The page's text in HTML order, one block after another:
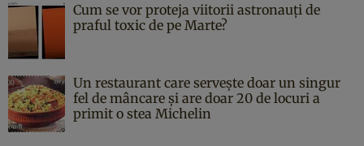
Cum se vor proteja viitorii astronauți de
praful toxic de pe Marte?
Un restaurant care servește doar un singur
fel de mâncare și are doar 20 de locuri a
primit o stea Michelin